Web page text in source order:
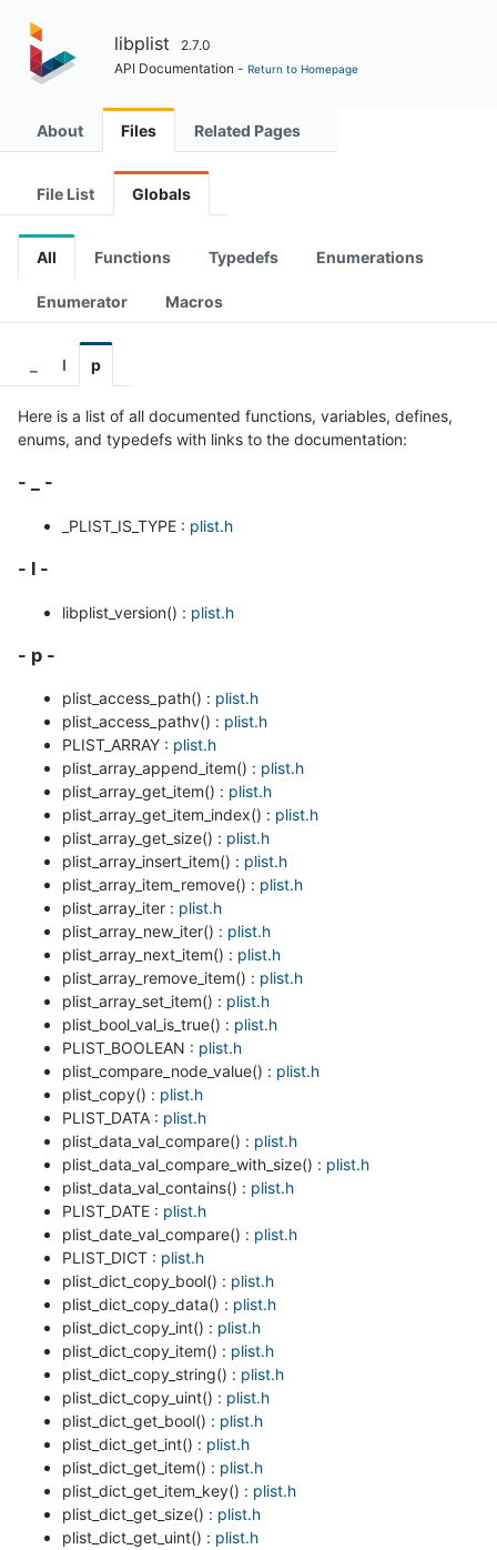
libplist
2.7.0
API Documentation - Return to Homepage
About Files Related Pages
File List Globals
All Functions Typedefs Enumerations
Enumerator Macros
l p
Here is a list of all documented functions, variables, defines,
enums, and typedefs with links to the documentation:
- _ -
_PLIST_IS_TYPE : plist.h
- l -
libplist_version() : plist.h
- p -
plist_access_path() : plist.h
plist_access_pathv() : plist.h
PLIST_ARRAY : plist.h
plist_array_append_item() : plist.h
plist_array_get_item() : plist.h
plist_array_get_item_index() : plist.h
plist_array_get_size() : plist.h
plist_array_insert_item() : plist.h
plist_array_item_remove() : plist.h
plist_array_iter : plist.h
plist_array_new_iter() : plist.h
plist_array_next_item() : plist.h
plist_array_remove_item() : plist.h
plist_array_set_item() : plist.h
plist_bool_val_is_true() : plist.h
PLIST_BOOLEAN : plist.h
plist_compare_node_value() : plist.h
plist_copy() : plist.h
PLIST_DATA : plist.h
plist_data_val_compare() : plist.h
plist_data_val_compare_with_size() : plist.h
plist_data_val_contains() : plist.h
PLIST_DATE : plist.h
plist_date_val_compare() : plist.h
PLIST_DICT : plist.h
plist_dict_copy_bool() : plist.h
plist_dict_copy_data() : plist.h
plist_dict_copy_int() : plist.h
plist_dict_copy_item() : plist.h
plist_dict_copy_string() : plist.h
plist_dict_copy_uint() : plist.h
plist_dict_get_bool() : plist.h
plist_dict_get_int() : plist.h
plist_dict_get_item() : plist.h
plist_dict_get_item_key() : plist.h
plist_dict_get_size() : plist.h
plist_dict_get_uint() : plist.h